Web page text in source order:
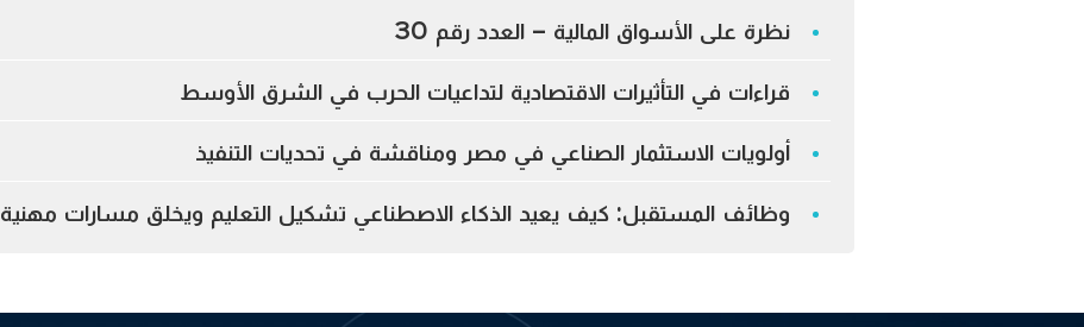
نظرة على الأسواق المالية – العدد رقم 30
قراءات في التأثيرات الاقتصادية لتداعيات الحرب في الشرق الأوسط
أولويات الاستثمار الصناعي في مصر ومناقشة في تحديات التنفيذ
وظائف المستقبل: كيف يعيد الذكاء الاصطناعي تشكيل التعليم ويخلق مسارات